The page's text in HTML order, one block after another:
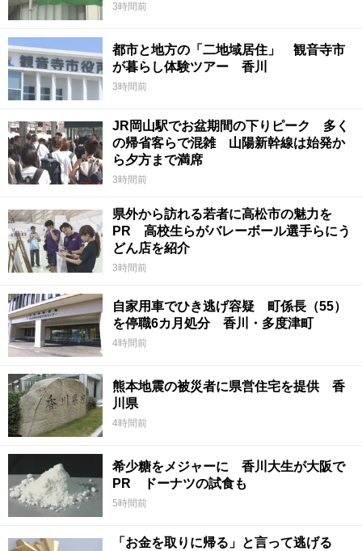
3時間前
都市と地方の「二地域居住」 観音寺市
が暮らし体験ツアー 香川
3時間前
JR岡山駅でお盆期間の下りピーク 多く
の帰省客らで混雑 山陽新幹線は始発か
ら夕方まで満席
3時間前
県外から訪れる若者に高松市の魅力を
PR 高校生らがバレーボール選手らにう
どん店を紹介
3時間前
自家用車でひき逃げ容疑 町係長（55）
を停職6カ月処分 香川・多度津町
4時間前
熊本地震の被災者に県営住宅を提供 香
川県
4時間前
希少糖をメジャーに 香川大生が大阪で
PR ドーナツの試食も
5時間前
「お金を取りに帰る」と言って逃げる